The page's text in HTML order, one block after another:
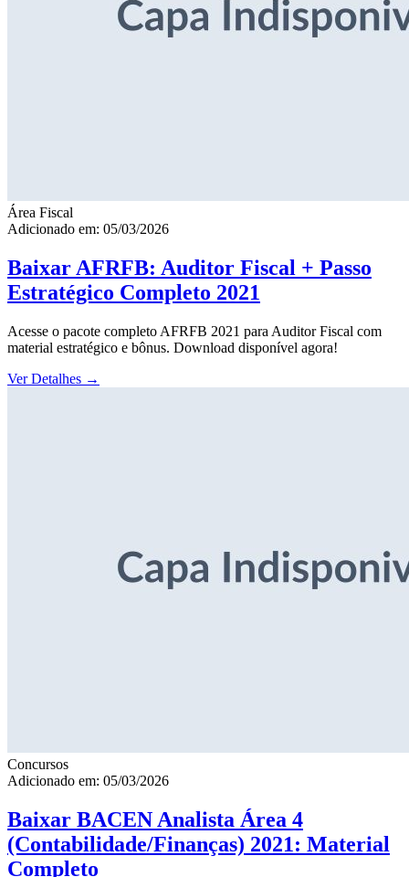
Área Fiscal
Adicionado em: 05/03/2026
Baixar AFRFB: Auditor Fiscal + Passo
Estratégico Completo 2021
Acesse o pacote completo AFRFB 2021 para Auditor Fiscal com
material estratégico e bônus. Download disponível agora!
Ver Detalhes →
Concursos
Adicionado em: 05/03/2026
Baixar BACEN Analista Área 4
(Contabilidade/Finanças) 2021: Material
Completo